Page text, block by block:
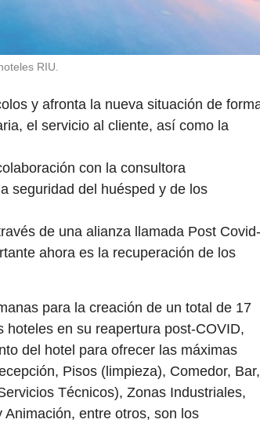
RIU.
y afronta la nueva situación de
el servicio al cliente, así como la
con la consultora
seguridad del huésped y de los
de una alianza llamada Post Covid-
ahora es la recuperación de los
para la creación de un total de 17
en su reapertura post-COVID,
del hotel para ofrecer las máximas
Pisos (limpieza), Comedor, Bar,
Técnicos), Zonas Industriales,
entre otros, son los